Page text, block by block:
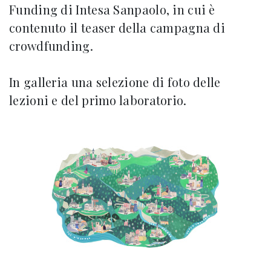
Funding di Intesa Sanpaolo, in cui è
contenuto il teaser della campagna di
crowdfunding.
In galleria una selezione di foto delle
lezioni e del primo laboratorio.